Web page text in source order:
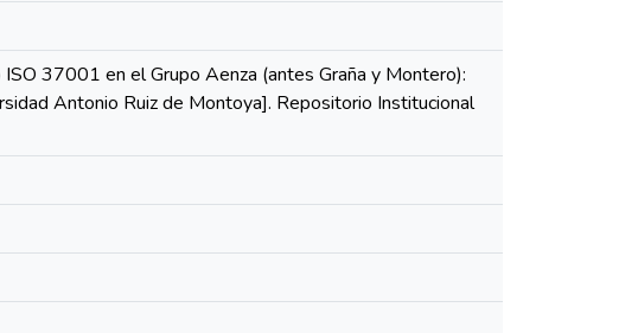
37001 en el Grupo Aenza (antes Graña y Montero):
Antonio Ruiz de Montoya]. Repositorio Institucional